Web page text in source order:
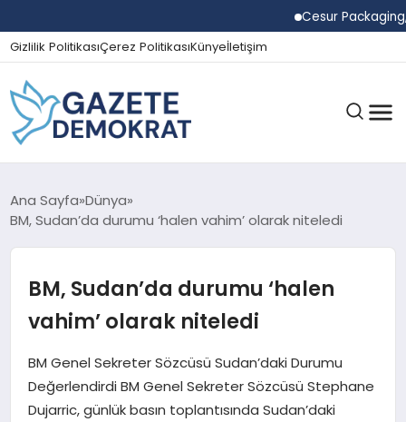
Cesur Packaging,
Gizlilik PolitikasıÇerez PolitikasıKünyeİletişim
GÜNDEM
SPOR
MAGAZIN
Ana Sayfa Dünya
BM, Sudan’da durumu ‘halen vahim’ olarak niteledi
BM, Sudan’da durumu ‘halen
vahim’ olarak niteledi
BM Genel Sekreter Sözcüsü Sudan’daki Durumu
Değerlendirdi BM Genel Sekreter Sözcüsü Stephane
Dujarric, günlük basın toplantısında Sudan’daki